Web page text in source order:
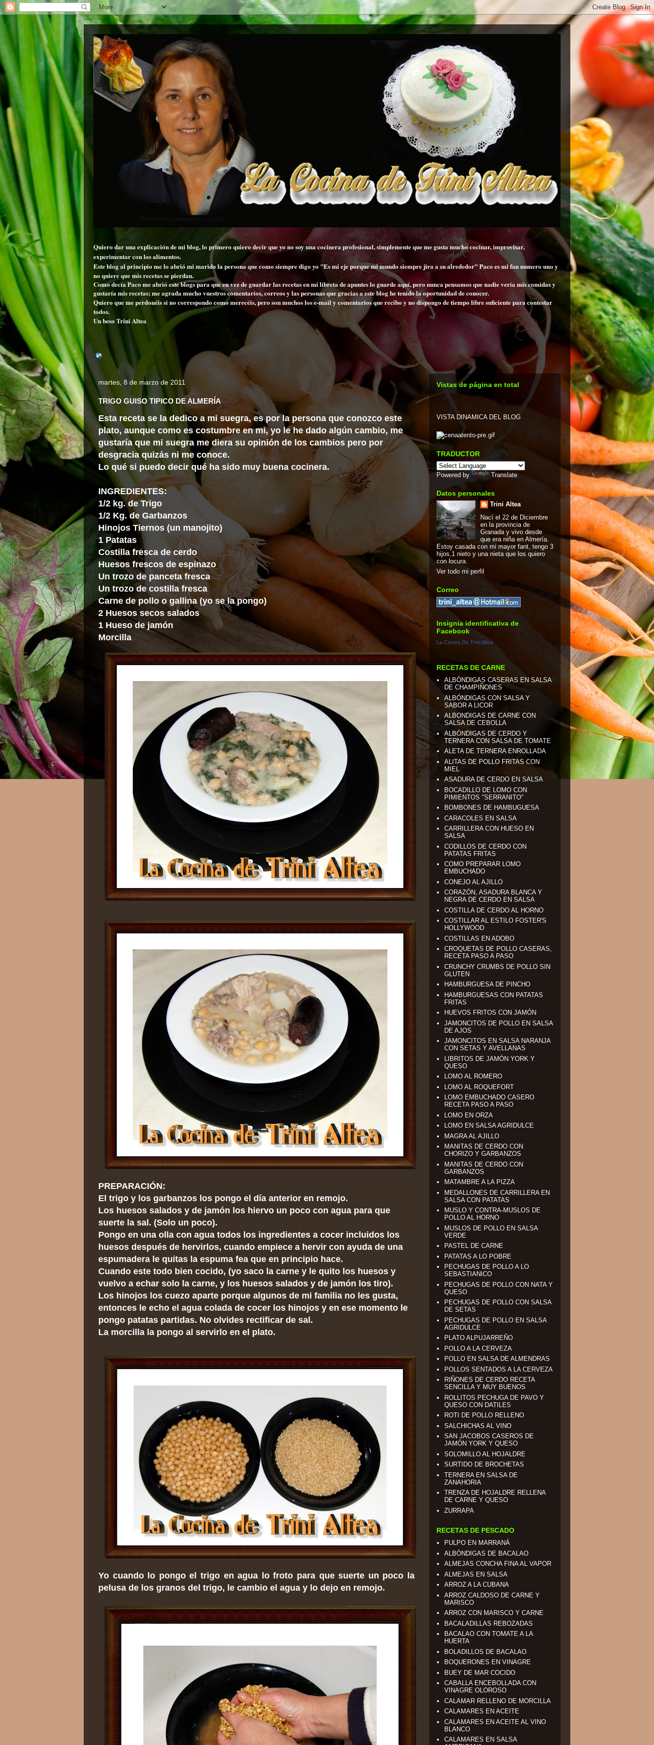
Quiero dar una explicación de mi blog, lo primero quiero decir que yo no soy una cocinera profesional, simplemente que me gusta mucho cocinar, improvisar,
experimentarcon los alimentos.
Este blog al principio me lo abrió mi marido la persona que como siempre digo yo "Es mi eje porque mi mundo siempre jira a su alrededor" Paco es mi fan numero uno y
no quiere que mis recetas se pierdan.
ComodecíaPaco meabrióeste blogs para que en vez de guardar las recetas en mi libreta de apuntes lo guarde aquí, pero nunca pensamos que nadie vería mis comidas y
gustaría mis recetas; me agrada mucho vuestros comentarios, correos y las personas que gracias a este blog he tenido la oportunidad de conocer.
Quiero que me perdonéis si no correspondo como merecéis, pero son muchos los e-mail y comentarios que recibo y no dispongo de tiempo libre suficiente para contestar
todos.
Un beso Trini Altea
martes, 8 de marzo de 2011
TRIGO GUISO TIPICO DE ALMERÍA
Esta receta se la dedico a mi suegra, es por la persona que conozco este
plato, aunque como es costumbre en mi, yo le he dado algún cambio, me
gustaría que mi suegra me diera su opinión de los cambios pero por
desgracia quizás ni me conoce.
Lo qué si puedo decir qué ha sido muy buena cocinera.
INGREDIENTES:
1/2 kg. de Trigo
1/2 Kg. de Garbanzos
Hinojos Tiernos (un manojito)
1 Patatas
Costilla fresca de cerdo
Huesos frescos de espinazo
Un trozo de panceta fresca
Un trozo de costilla fresca
Carne de pollo o gallina (yo se la pongo)
2 Huesos secos salados
1 Hueso de jamón
Morcilla
PREPARACIÓN:
El trigo y los garbanzos los pongo el día anterior en remojo.
Los huesos salados y de jamón los hiervo un poco con agua para que
suerte la sal. (Solo un poco).
Pongo en una olla con agua todos los ingredientes a cocer incluidos los
huesos después de hervirlos, cuando empiece a hervir con ayuda de una
espumadera le quitas la espuma fea que en principio hace.
Cuando este todo bien cocido, (yo saco la carne y le quito los huesos y
vuelvo a echar solo la carne, y los huesos salados y de jamón los tiro).
Los hinojos los cuezo aparte porque algunos de mi familia no les gusta,
entonces le echo el agua colada de cocer los hinojos y en ese momento le
pongo patatas partidas. No olvides rectificar de sal.
La morcilla la pongo al servirlo en el plato.
Yo cuando lo pongo el trigo en agua lo froto para que suerte un poco la
pelusa de los granos del trigo, le cambio el agua y lo dejo en remojo.
Vistas de página en total
VISTA DINAMICA DEL BLOG
TRADUCTOR
Powered by Translate
Datos personales
Trini Altea
Nací el 22 de Diciembre
en la provincia de
Granada y vivo desde
que era niña en Almería.
Estoy casada con mi mayor fant, tengo 3
hijos,1 nieto y una nieta que los quiero
con locura.
Ver todo mi perfil
Correo
Insignia identificativa de
Facebook
La Cocina De Trini Altea
RECETAS DE CARNE
ALBÓNDIGAS CASERAS EN SALSA
DE CHAMPIÑONES
ALBÓNDIGAS CON SALSA Y
SABOR A LICOR
ALBONDIGAS DE CARNE CON
SALSA DE CEBOLLA
ALBÓNDIGAS DE CERDO Y
TERNERA CON SALSA DE TOMATE
ALETA DE TERNERA ENROLLADA
ALITAS DE POLLO FRITAS CON
MIEL
ASADURA DE CERDO EN SALSA
BOCADILLO DE LOMO CON
PIMIENTOS "SERRANITO"
BOMBONES DE HAMBUGUESA
CARACOLES EN SALSA
CARRILLERA CON HUESO EN
SALSA
CODILLOS DE CERDO CON
PATATAS FRITAS
COMO PREPARAR LOMO
EMBUCHADO
CONEJO AL AJILLO
CORAZÓN, ASADURA BLANCA Y
NEGRA DE CERDO EN SALSA
COSTILLA DE CERDO AL HORNO
COSTILLAR AL ESTILO FOSTER'S
HOLLYWOOD
COSTILLAS EN ADOBO
CROQUETAS DE POLLO CASERAS,
RECETA PASO A PASO
CRUNCHY CRUMBS DE POLLO SIN
GLUTEN
HAMBURGUESA DE PINCHO
HAMBURGUESAS CON PATATAS
FRITAS
HUEVOS FRITOS CON JAMÓN
JAMONCITOS DE POLLO EN SALSA
DE AJOS
JAMONCITOS EN SALSA NARANJA
CON SETAS Y AVELLANAS
LIBRITOS DE JAMÓN YORK Y
QUESO
LOMO AL ROMERO
LOMO AL ROQUEFORT
LOMO EMBUCHADO CASERO
RECETA PASO A PASO
LOMO EN ORZA
LOMO EN SALSA AGRIDULCE
MAGRA AL AJILLO
MANITAS DE CERDO CON
CHORIZO Y GARBANZOS
MANITAS DE CERDO CON
GARBANZOS
MATAMBRE A LA PIZZA
MEDALLONES DE CARRILLERA EN
SALSA CON PATATAS
MUSLO Y CONTRA-MUSLOS DE
POLLO AL HORNO
MUSLOS DE POLLO EN SALSA
VERDE
PASTEL DE CARNE
PATATAS A LO POBRE
PECHUGAS DE POLLO A LO
SEBASTIANICO
PECHUGAS DE POLLO CON NATA Y
QUESO
PECHUGAS DE POLLO CON SALSA
DE SETAS
PECHUGAS DE POLLO EN SALSA
AGRIDULCE
PLATO ALPUJARREÑO
POLLO A LA CERVEZA
POLLO EN SALSA DE ALMENDRAS
POLLOS SENTADOS A LA CERVEZA
RIÑONES DE CERDO RECETA
SENCILLA Y MUY BUENOS
ROLLITOS PECHUGA DE PAVO Y
QUESO CON DATILES
ROTI DE POLLO RELLENO
SALCHICHAS AL VINO
SAN JACOBOS CASEROS DE
JAMÓN YORK Y QUESO
SOLOMILLO AL HOJALDRE
SURTIDO DE BROCHETAS
TERNERA EN SALSA DE
ZANAHORIA
TRENZA DE HOJALDRE RELLENA
DE CARNE Y QUESO
ZURRAPA
RECETAS DE PESCADO
PULPO EN MARRANÁ
ALBÓNDIGAS DE BACALAO
ALMEJAS CONCHA FINA AL VAPOR
ALMEJAS EN SALSA
ARROZ A LA CUBANA
ARROZ CALDOSO DE CARNE Y
MARISCO
ARROZ CON MARISCO Y CARNE
BACALADILLAS REBOZADAS
BACALAO CON TOMATE A LA
HUERTA
BOLADILLOS DE BACALAO
BOQUERONES EN VINAGRE
BUEY DE MAR COCIDO
CABALLA ENCEBOLLADA CON
VINAGRE OLOROSO
CALAMAR RELLENO DE MORCILLA
CALAMARES EN ACEITE
CALAMARES EN ACEITE AL VINO
BLANCO
CALAMARES EN SALSA